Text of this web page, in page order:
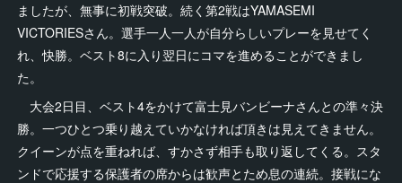
ましたが、無事に初戦突破。続く第2戦はYAMASEMI
VICTORIESさん。選手一人一人が自分らしいプレーを見せてく
れ、快勝。ベスト8に入り翌日にコマを進めることができまし
た。
大会2日目、ベスト4をかけて富士見バンビーナさんとの準々決
勝。一つひとつ乗り越えていかなければ頂きは見えてきません。
クイーンが点を重ねれば、すかさず相手も取り返してくる。スタ
ンドで応援する保護者の席からは歓声とため息の連続。接戦にな